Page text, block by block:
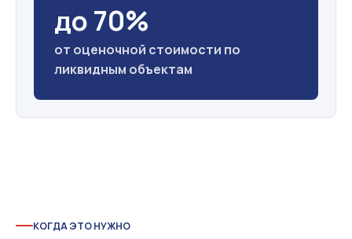
до 70%
от оценочной стоимости по
ликвидным объектам
КОГДА ЭТО НУЖНО